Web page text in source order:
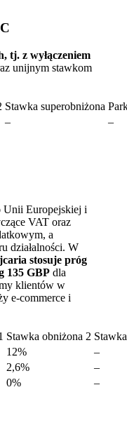
tj. z wyłączeniem
unijnym stawkom
Stawka superobniżona
– –
Unii Europejskiej i
VAT oraz
a
działalności. W
stosuje próg
135 GBP dla
klientów w
e‑commerce i
Stawka obniżona 2
12% –
2,6% –
0% –